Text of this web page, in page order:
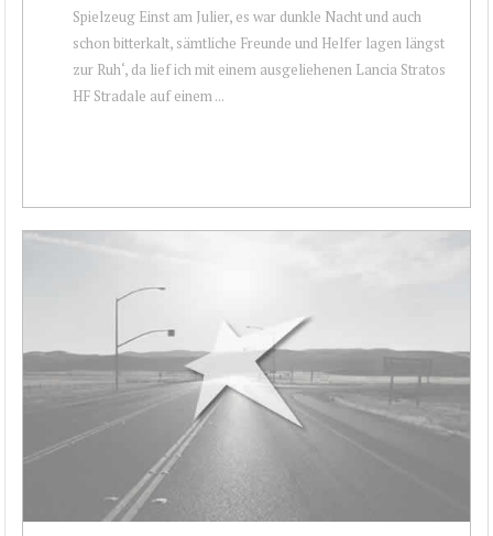
Spielzeug Einst am Julier, es war dunkle Nacht und auch
schon bitterkalt, sämtliche Freunde und Helfer lagen längst
zur Ruh‘, da lief ich mit einem ausgeliehenen Lancia Stratos
HF Stradale auf einem ...